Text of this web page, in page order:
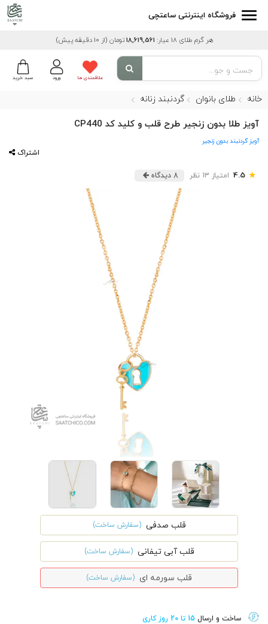
فروشگاه اینترنتی ساعتچی
هر گرم طلای 18 عیار: 18,619,561 تومان (از 10 دقیقه پیش)
سبد خرید ورود علاقمندی ها
خانه طلای بانوان گردنبند زنانه
آویز طلا بدون زنجیر طرح قلب و کلید کد CP440
آویز گردنبند بدون زنجیر
اشتراک
★
4.5 امتیاز 13 نظر 8 دیدگاه
قلب صدفی (سفارش ساخت)
قلب آبی تیفانی (سفارش ساخت)
قلب سورمه ای (سفارش ساخت)
ساخت و ارسال 15 تا 20 روز کاری